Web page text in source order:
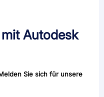
Autodesk
Sie sich für unsere